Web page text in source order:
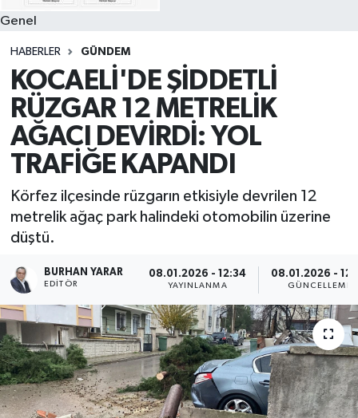
Genel
HABERLER GÜNDEM
KOCAELİ'DE ŞİDDETLİ
RÜZGAR 12 METRELİK
AĞACI DEVİRDİ: YOL
TRAFİĞE KAPANDI
Körfez ilçesinde rüzgarın etkisiyle devrilen 12
metrelik ağaç park halindeki otomobilin üzerine
düştü.
BURHAN YARAR
EDITÖR
08.01.2026 - 12:34
YAYINLANMA
08.01.2026 -
GÜNCELLEME